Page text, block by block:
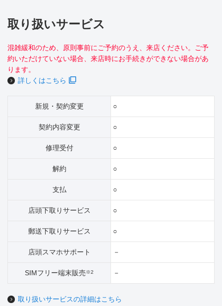
取り扱いサービス
混雑緩和のため、原則事前にご予約のうえ、来店ください。ご予
約いただけていない場合、来店時にお手続きができない場合があ
ります。
詳しくはこちら
新規・契約変更 ○
契約内容変更 ○
修理受付 ○
解約 ○
支払 ○
店頭下取りサービス ○
郵送下取りサービス ○
店頭スマホサポート －
SIMフリー端末販売※2 －
取り扱いサービスの詳細はこちら